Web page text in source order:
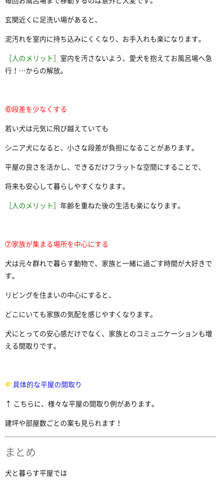
玄関近くに足洗い場があると、
泥汚れを室内に持ち込みにくくなり、お手入れも楽になります。
［人のメリット］ 室内を汚さないよう、愛犬を抱えてお風呂場へ急
行！…からの解放。
⑥段差を少なくする
若い犬は元気に飛び越えていても
シニア犬になると、小さな段差が負担になることがあります。
平屋の良さを活かし、できるだけフラットな空間にすることで、
将来も安心して暮らしやすくなります。
［人のメリット］ 年齢を重ねた後の生活も楽になります。
⑦家族が集まる場所を中心にする
犬は元々群れで暮らす動物で、家族と一緒に過ごす時間が大好きで
す。
リビングを住まいの中心にすると、
どこにいても家族の気配を感じやすくなります。
犬にとっての安心感だけでなく、家族とのコミュニケーションも増
える間取りです。
具体的な平屋の間取り
↑ こちらに、様々な平屋の間取り例があります。
建坪や部屋数ごとの案も見られます！
まとめ
犬と暮らす平屋では